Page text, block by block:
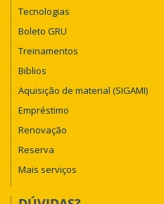
Tecnologias
Boleto GRU
Treinamentos
Biblios
Aquisição de material (SIGAMI)
Empréstimo
Renovação
Reserva
Mais serviços